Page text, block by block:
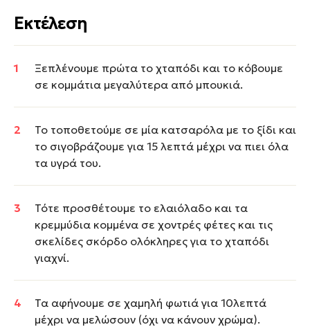
Εκτέλεση
Ξεπλένουμε πρώτα το χταπόδι και το κόβουμε
σε κομμάτια μεγαλύτερα από μπουκιά.
Το τοποθετούμε σε μία κατσαρόλα με το ξίδι και
το σιγοβράζουμε για 15 λεπτά μέχρι να πιει όλα
τα υγρά του.
Τότε προσθέτουμε το ελαιόλαδο και τα
κρεμμύδια κομμένα σε χοντρές φέτες και τις
σκελίδες σκόρδο ολόκληρες για το χταπόδι
γιαχνί.
Τα αφήνουμε σε χαμηλή φωτιά για 10λεπτά
μέχρι να μελώσουν (όχι να κάνουν χρώμα).